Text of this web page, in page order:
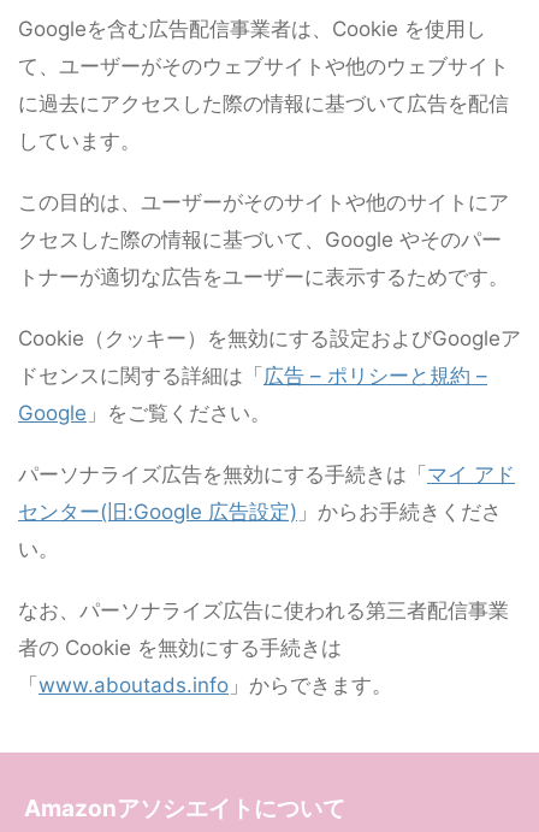
Googleを含む広告配信事業者は、Cookie を使用し
て、ユーザーがそのウェブサイトや他のウェブサイト
に過去にアクセスした際の情報に基づいて広告を配信
しています。
この目的は、ユーザーがそのサイトや他のサイトにア
クセスした際の情報に基づいて、Google やそのパー
トナーが適切な広告をユーザーに表示するためです。
Cookie（クッキー）を無効にする設定およびGoogleア
ドセンスに関する詳細は「広告 – ポリシーと規約 –
Google 」をご覧ください。
パーソナライズ広告を無効にする手続きは「マイ アド
センター(旧:Google 広告設定) 」からお手続きくださ
い。
なお、パーソナライズ広告に使われる第三者配信事業
者の Cookie を無効にする手続きは
「www.aboutads.info 」からできます。
Amazonアソシエイトについて